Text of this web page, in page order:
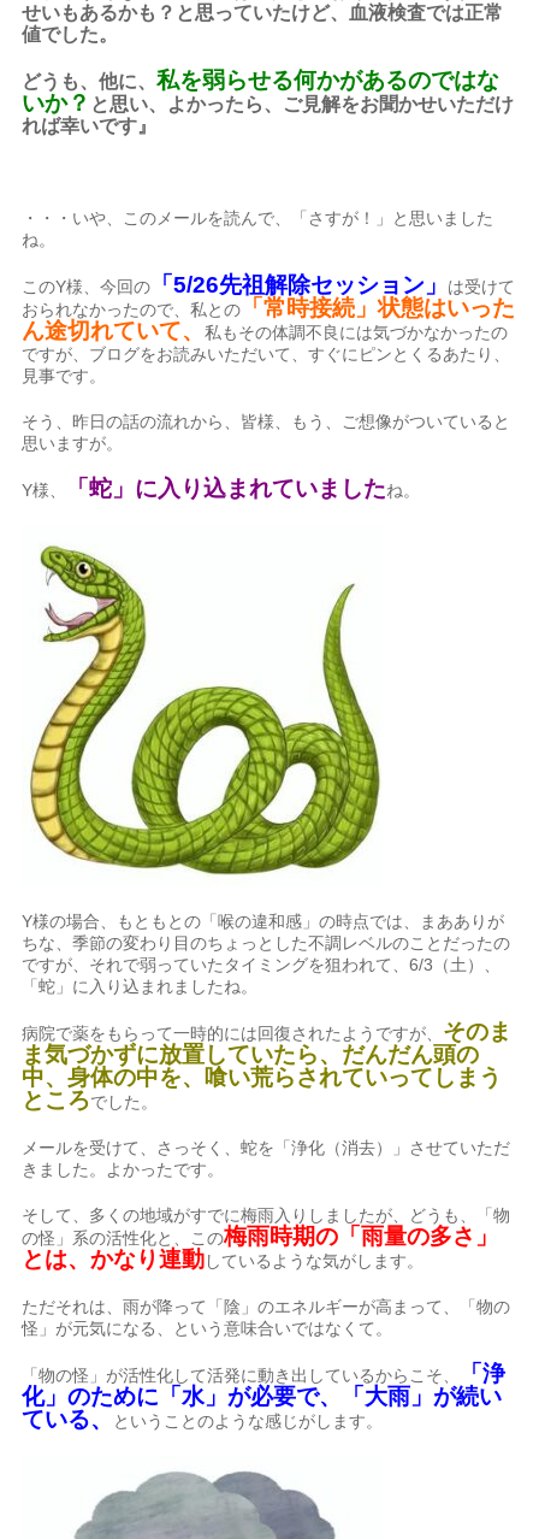
せいもあるかも？と思っていたけど、血液検査では正常
値でした。
どうも、他に、私を弱らせる何かがあるのではな
いか？ と思い、よかったら、ご見解をお聞かせいただけ
れば幸いです』
・・・いや、このメールを読んで、「さすが！」と思いました
ね。
このY様、今回の 「5/26先祖解除セッション」
は受けて
おられなかったので、私との
「常時接続」状態はいった
ん途切れていて、私もその体調不良には気づかなかったの
ですが、ブログをお読みいただいて、すぐにピンとくるあたり、
見事です。
そう、昨日の話の流れから、皆様、もう、ご想像がついていると
思いますが。
Y様、 「蛇」に入り込まれていましたね。
Y様の場合、もともとの「喉の違和感」の時点では、まあありが
ちな、季節の変わり目のちょっとした不調レベルのことだったの
ですが、それで弱っていたタイミングを狙われて、6/3（土）、
「蛇」に入り込まれましたね。
病院で薬をもらって一時的には回復されたようですが、 そのま
ま気づかずに放置していたら、だんだん頭の
中、身体の中を、喰い荒らされていってしまう
ところでした。
メールを受けて、さっそく、蛇を「浄化（消去）」させていただ
きました。よかったです。
そして、多くの地域がすでに梅雨入りしましたが、どうも、「物
の怪」系の活性化と、この梅雨時期の「雨量の多さ」
とは、かなり連動しているような気がします。
ただそれは、雨が降って「陰」のエネルギーが高まって、「物の
怪」が元気になる、という意味合いではなくて。
「物の怪」が活性化して活発に動き出しているからこそ、
「浄
化」のために「水」が必要で、「大雨」が続い
ている、
ということのような感じがします。